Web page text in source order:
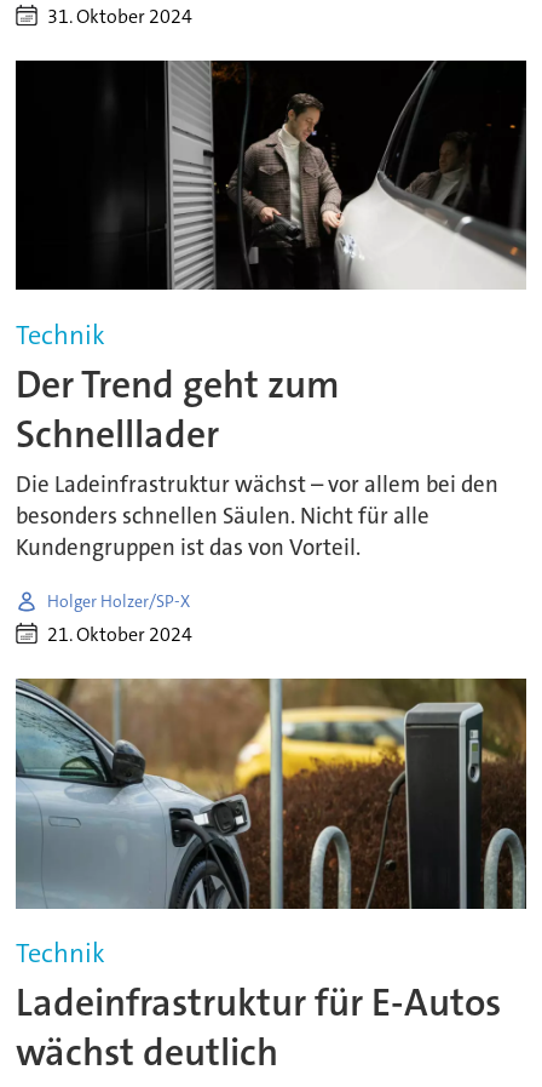
31. Oktober 2024
Technik
Der Trend geht zum
Schnelllader
Die Ladeinfrastruktur wächst – vor allem bei den
besonders schnellen Säulen. Nicht für alle
Kundengruppen ist das von Vorteil.
Holger Holzer/SP-X
21. Oktober 2024
Technik
Ladeinfrastruktur für E-Autos
wächst deutlich